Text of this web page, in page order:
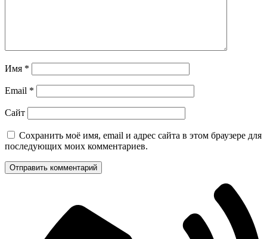
Имя *
Email *
Сайт
Сохранить моё имя, email и адрес сайта в этом браузере для
последующих моих комментариев.